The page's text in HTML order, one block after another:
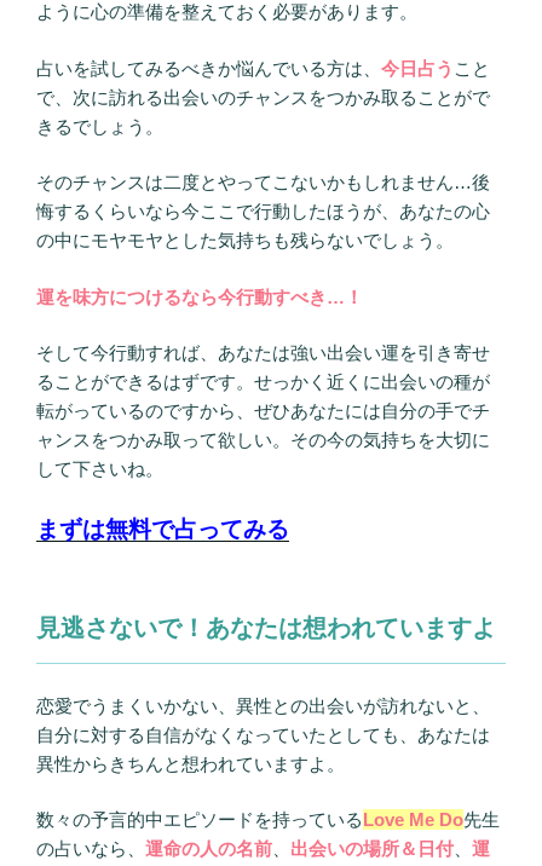
ように心の準備を整えておく必要があります。
占いを試してみるべきか悩んでいる方は、 今日占う こと
で、次に訪れる出会いのチャンスをつかみ取ることがで
きるでしょう。
そのチャンスは二度とやってこないかもしれません…後
悔するくらいなら今ここで行動したほうが、あなたの心
の中にモヤモヤとした気持ちも残らないでしょう。
運を味方につけるなら今行動すべき…！
そして今行動すれば、あなたは強い出会い運を引き寄せ
ることができるはずです。せっかく近くに出会いの種が
転がっているのですから、ぜひあなたには自分の手でチ
ャンスをつかみ取って欲しい。その今の気持ちを大切に
して下さいね。
まずは無料で占ってみる
見逃さないで！あなたは想われていますよ
恋愛でうまくいかない、異性との出会いが訪れないと、
自分に対する自信がなくなっていたとしても、あなたは
異性からきちんと想われていますよ。
数々の予言的中エピソードを持っているLove Me Do先生
の占いなら、 運命の人の名前 出会いの場所＆日付
運